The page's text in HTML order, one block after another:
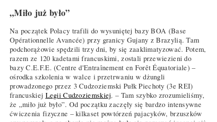
„Miło już było”
Na początek Polacy trafili do wysuniętej bazy BOA (Base
Opérationnelle Avancée) przy granicy Gujany z Brazylią. Tam
podchorążowie spędzili trzy dni, by się zaaklimatyzować. Potem,
razem ze 120 kadetami francuskimi, zostali przewiezieni do
bazy C.E.F.E. (Centre d'Entraînement en Forêt Équatoriale) –
ośrodka szkolenia w walce i przetrwaniu w dżungli
prowadzonego przez 3 Cudzoziemski Pułk Piechoty (3e REI)
francuskiej Legii Cudzoziemskiej. – Tam szybko zrozumieliśmy,
że „miło już było”. Od początku zaczęły się bardzo intensywne
ćwiczenia fizyczne – kilkaset powtórzeń pajacyków, brzuszków